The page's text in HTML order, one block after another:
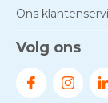
Ons
Volg ons